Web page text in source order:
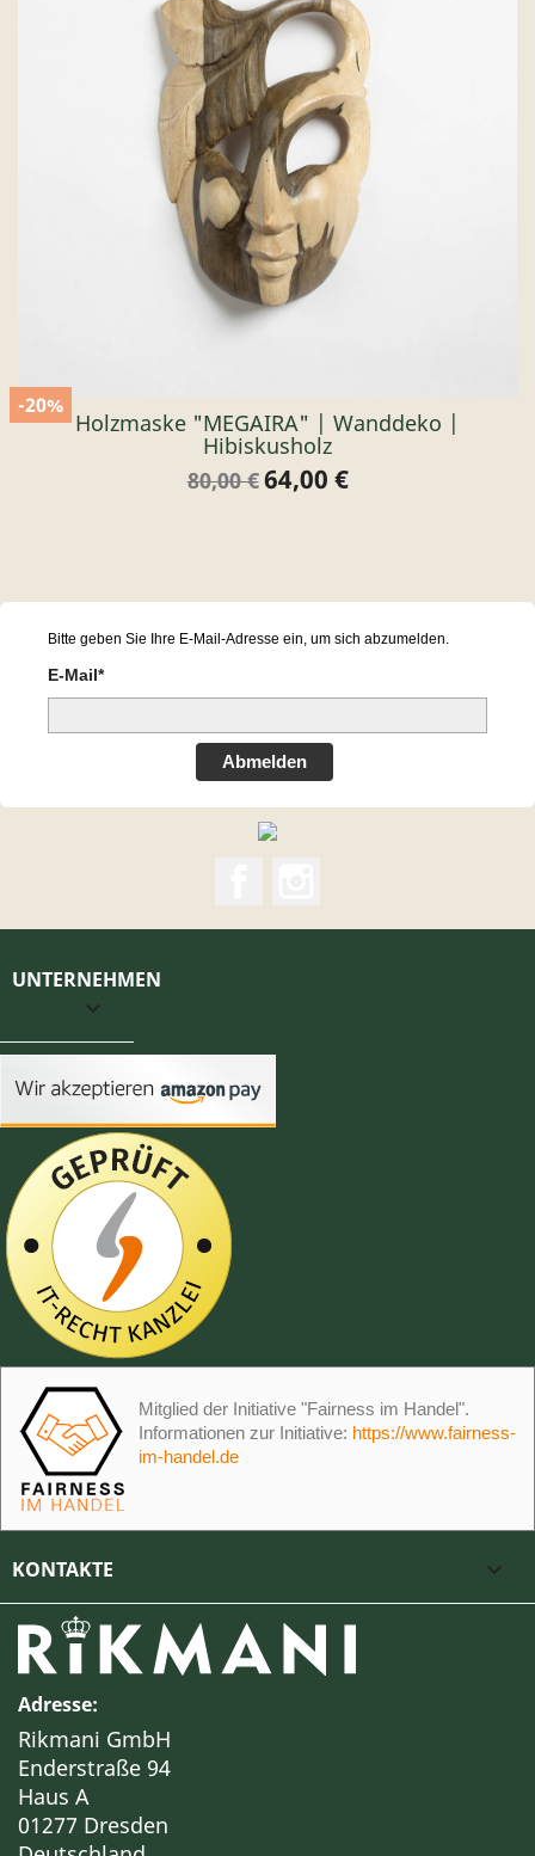
Holzmaske "MEGAIRA" | Wanddeko |
Hibiskusholz
Verkaufspreis
80,00 €
-20%
Preis
64,00 €
Bitte geben Sie Ihre E-Mail-Adresse ein, um sich abzumelden.
E-Mail*
Abmelden
UNTERNEHMEN

Mitglied der Initiative "Fairness im Handel".
Informationen zur Initiative: https://www.fairness-
im-handel.de
KONTAKTE 
Adresse:
Rikmani GmbH
Enderstraße 94
Haus A
01277 Dresden